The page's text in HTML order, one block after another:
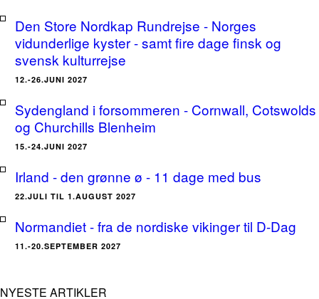
Den Store Nordkap Rundrejse - Norges
vidunderlige kyster - samt fire dage finsk og
svensk kulturrejse
12.-26.JUNI 2027
Sydengland i forsommeren - Cornwall, Cotswolds
og Churchills Blenheim
15.-24.JUNI 2027
Irland - den grønne ø - 11 dage med bus
22.JULI TIL 1.AUGUST 2027
Normandiet - fra de nordiske vikinger til D-Dag
11.-20.SEPTEMBER 2027
NYESTE ARTIKLER